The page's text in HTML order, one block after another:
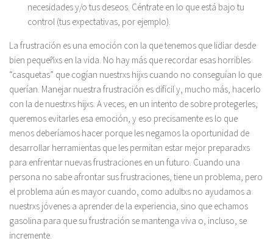
necesidades y/o tus deseos. Céntrate en lo que está bajo tu
control (tus expectativas, por ejemplo).
La frustración es una emoción con la que tenemos que lidiar desde
bien pequeñxs en la vida. No hay más que recordar esas horribles
“casquetas” que cogían nuestrxs hijxs cuando no conseguían lo que
querían. Manejar nuestra frustración es difícil y, mucho más, hacerlo
con la de nuestrxs hijxs. A veces, en un intento de sobre protegerles,
queremos evitarles esa emoción, y eso precisamente es lo que
menos deberíamos hacer porque les negamos la oportunidad de
desarrollar herramientas que les permitan estar mejor preparadxs
para enfrentar nuevas frustraciones en un futuro. Cuando una
persona no sabe afrontar sus frustraciones, tiene un problema, pero
el problema aún es mayor cuando, como adultxs no ayudamos a
nuestrxs jóvenes a aprender de la experiencia, sino que echamos
gasolina para que su frustración se mantenga viva o, incluso, se
incremente.